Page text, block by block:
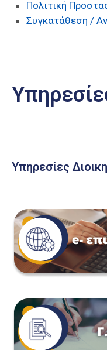
Πολιτική
Συγκατάθεση /
Υπηρεσίες